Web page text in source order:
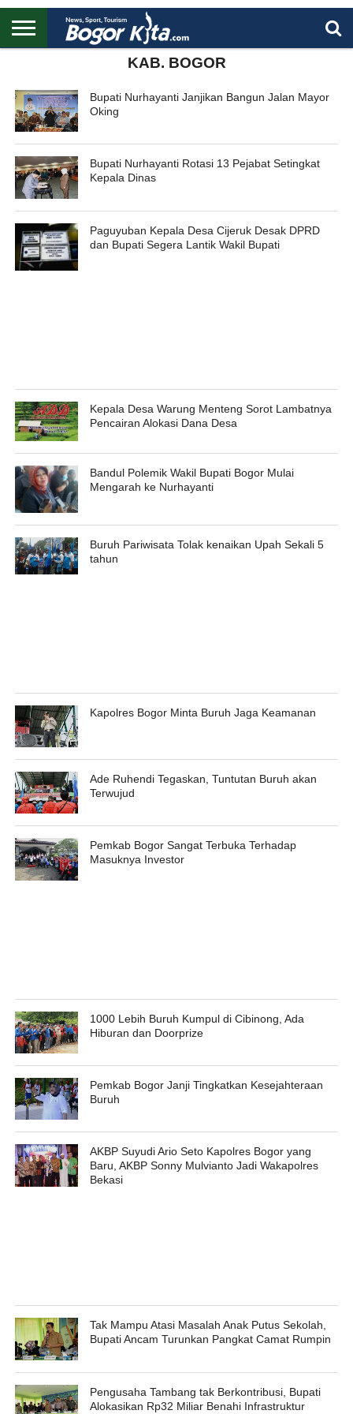
KAB. BOGOR
Bupati Nurhayanti Janjikan Bangun Jalan Mayor
Oking
Bupati Nurhayanti Rotasi 13 Pejabat Setingkat
Kepala Dinas
Paguyuban Kepala Desa Cijeruk Desak DPRD
dan Bupati Segera Lantik Wakil Bupati
Kepala Desa Warung Menteng Sorot Lambatnya
Pencairan Alokasi Dana Desa
Bandul Polemik Wakil Bupati Bogor Mulai
Mengarah ke Nurhayanti
Buruh Pariwisata Tolak kenaikan Upah Sekali 5
tahun
Kapolres Bogor Minta Buruh Jaga Keamanan
Ade Ruhendi Tegaskan, Tuntutan Buruh akan
Terwujud
Pemkab Bogor Sangat Terbuka Terhadap
Masuknya Investor
1000 Lebih Buruh Kumpul di Cibinong, Ada
Hiburan dan Doorprize
Pemkab Bogor Janji Tingkatkan Kesejahteraan
Buruh
AKBP Suyudi Ario Seto Kapolres Bogor yang
Baru, AKBP Sonny Mulvianto Jadi Wakapolres
Bekasi
Tak Mampu Atasi Masalah Anak Putus Sekolah,
Bupati Ancam Turunkan Pangkat Camat Rumpin
Pengusaha Tambang tak Berkontribusi, Bupati
Alokasikan Rp32 Miliar Benahi Infrastruktur